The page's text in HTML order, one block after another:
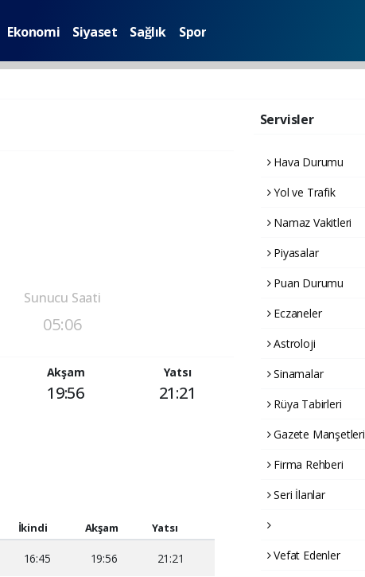
Ekonomi Siyaset Sağlık Spor
Sunucu Saati
05:06
Akşam
19:56
Yatsı
21:21
İkindi Akşam Yatsı
16:45 19:56 21:21
Servisler
Hava Durumu
Yol ve Trafik
Namaz Vakitleri
Piyasalar
Puan Durumu
Eczaneler
Astroloji
Sinamalar
Rüya Tabirleri
Gazete Manşetleri
Firma Rehberi
Seri İlanlar
Vefat Edenler